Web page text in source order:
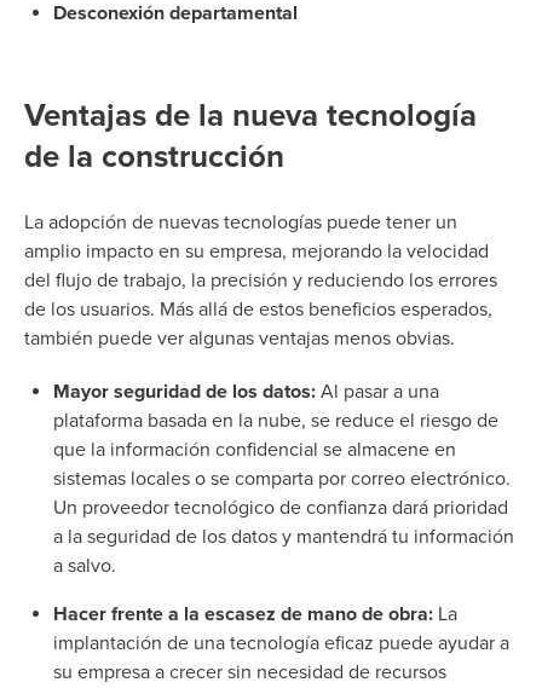
Desconexión departamental
Ventajas de la nueva tecnología
de la construcción
La adopción de nuevas tecnologías puede tener un
amplio impacto en su empresa, mejorando la velocidad
del flujo de trabajo, la precisión y reduciendo los errores
de los usuarios. Más allá de estos beneficios esperados,
también puede ver algunas ventajas menos obvias.
Mayor seguridad de los datos: Al pasar a una
plataforma basada en la nube, se reduce el riesgo de
que la información confidencial se almacene en
sistemas locales o se comparta por correo electrónico.
Un proveedor tecnológico de confianza dará prioridad
a la seguridad de los datos y mantendrá tu información
a salvo.
Hacer frente a la escasez de mano de obra: La
implantación de una tecnología eficaz puede ayudar a
su empresa a crecer sin necesidad de recursos